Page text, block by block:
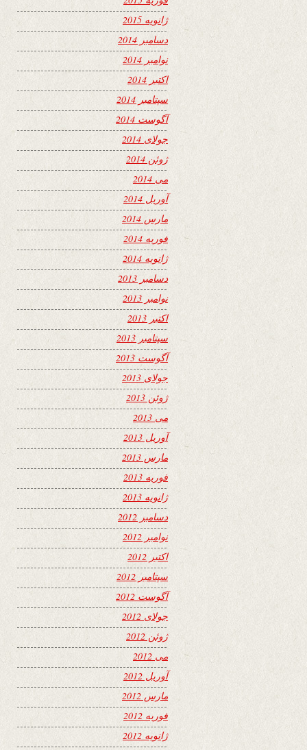
ژانویه 2015
دسامبر 2014
نوامبر 2014
اکتبر 2014
سپتامبر 2014
آگوست 2014
جولای 2014
ژوئن 2014
می 2014
آوریل 2014
مارس 2014
فوریه 2014
ژانویه 2014
دسامبر 2013
نوامبر 2013
اکتبر 2013
سپتامبر 2013
آگوست 2013
جولای 2013
ژوئن 2013
می 2013
آوریل 2013
مارس 2013
فوریه 2013
ژانویه 2013
دسامبر 2012
نوامبر 2012
اکتبر 2012
سپتامبر 2012
آگوست 2012
جولای 2012
ژوئن 2012
می 2012
آوریل 2012
مارس 2012
فوریه 2012
ژانویه 2012